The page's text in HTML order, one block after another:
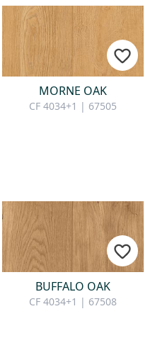
MORNE OAK
CF 4034+1 | 67505
BUFFALO OAK
CF 4034+1 | 67508